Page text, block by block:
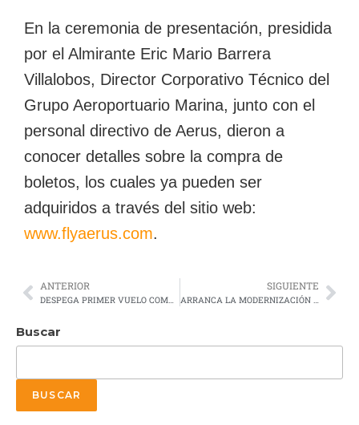
En la ceremonia de presentación, presidida
por el Almirante Eric Mario Barrera
Villalobos, Director Corporativo Técnico del
Grupo Aeroportuario Marina, junto con el
personal directivo de Aerus, dieron a
conocer detalles sobre la compra de
boletos, los cuales ya pueden ser
adquiridos a través del sitio web:
www.flyaerus.com.
ANTERIOR
DESPEGA PRIMER VUELO COMERCIAL DE MEXICANA CON NUEVO EMBRAER E195-E2
SIGUIENTE
ARRANCA LA MODERNIZACIÓN DEL AEROPUERTO INTERNACIONAL DE GUAYMAS CON INVERSIÓN DE 449 MDP
Buscar
BUSCAR